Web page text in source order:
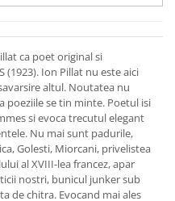
ca poet original si
(1923). Ion Pillat nu este aici
altul. Noutatea nu
poeziile se tin minte. Poetul isi
si evoca trecutul elegant
Nu mai sunt padurile,
Golesti, Miorcani, privelistea
al XVIII-lea francez, apar
nostri, bunicul junker sub
de chitra. Evocand mai ales